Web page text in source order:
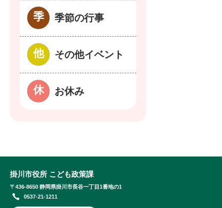
季節の行事
その他イベント
お休み
掛川市役所 こども政策課
〒436-8650 静岡県掛川市長谷一丁目1番地の1
0537-21-1211